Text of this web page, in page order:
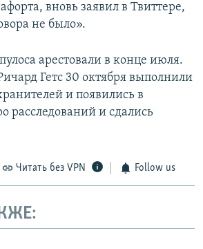
вновь заявил в Твиттере,
не было».
арестовали в конце июля.
Гетс 30 октября выполнили
и появились в
расследований и сдались
Читать без VPN Follow us